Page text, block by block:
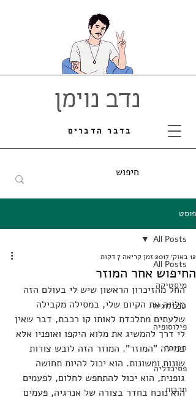
נדב נוימן
בדבר הדברים
פוסט
All Posts
מיסטיקה
טכנולוגיה
פילוסופיה
סביבה
פסיכדליה
תרבות
All Posts
החיפוש אחר המוזר
12 באוק׳ 2017 זמן קריאה 7 דקות
החל מהזיכרון הראשון שיש לי בעולם הזה
מלווה את הקיום שלי, במסילה מקבילה
שלעתים מתלכדת לאותו קו רכבת, דבר שאין
לי דרך להמשיג את מלוא היקפו ואופניו אלא
במילה "המוזר". המוזר הזה לובש צורות
שונות ומשונות. הוא יכול להיות תחושה
גופנית, הוא יכול להתחפש לחלום, לפעמים
הוא נוכח בחדר בצורה של אנרגיה, פעמים